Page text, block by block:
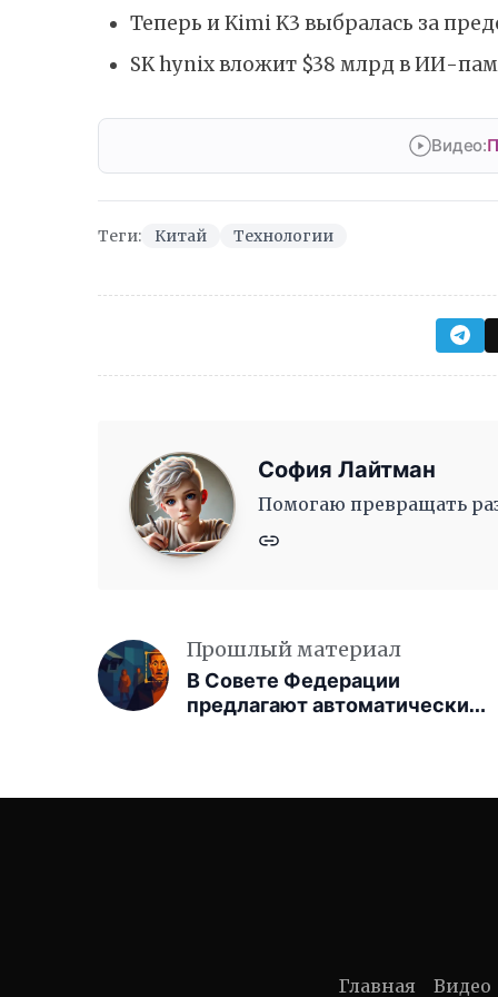
Теперь и Kimi K3 выбралась за
SK hynix вложит $38 млрд в ИИ-
Видео:
Теги: Китай Технологии
София Лайтман
Помогаю превращать
Прошлый материал
В Совете Федерации
предлагают автоматически
Главная Видео